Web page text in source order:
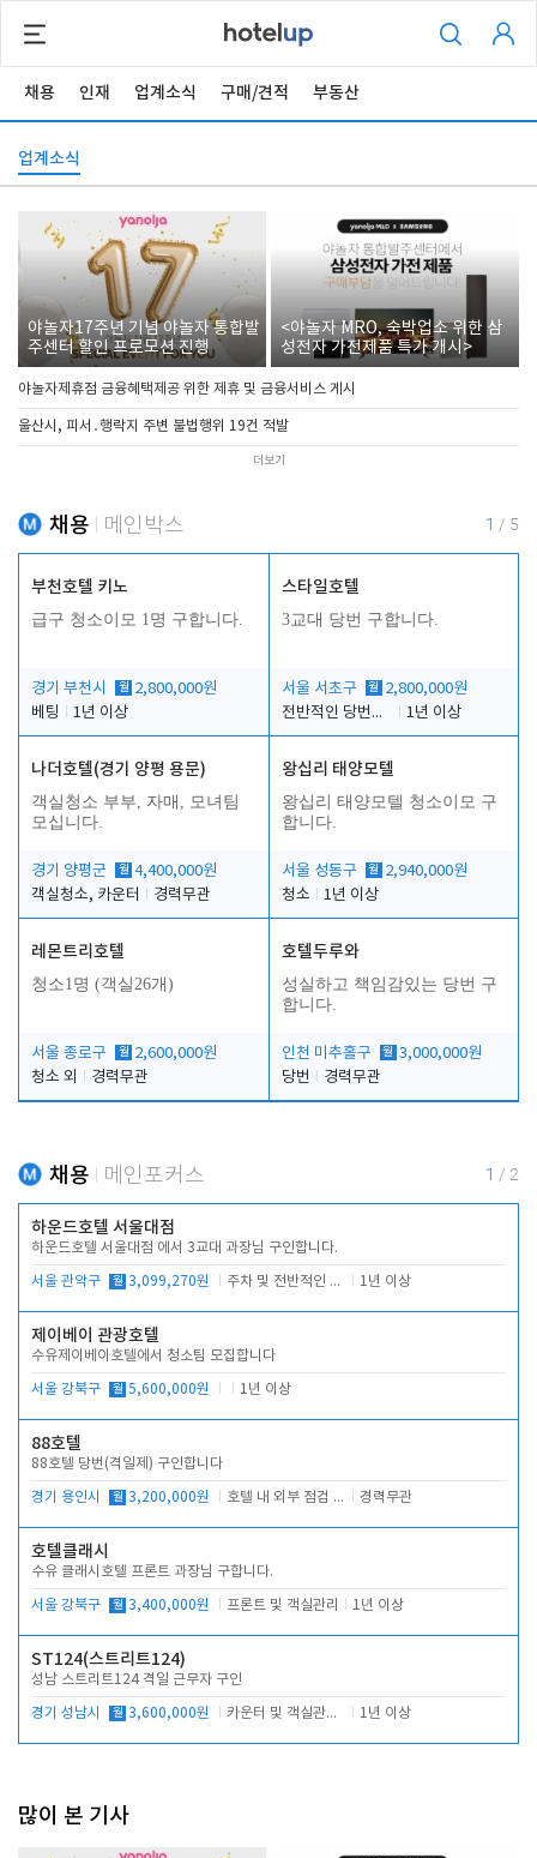
채용 인재 업계소식 구매/견적 부동산
업계소식
야놀자17주년 기념 야놀자 통합발
주센터 할인 프로모션 진행
<야놀자 MRO, 숙박업소 위한 삼
성전자 가전제품 특가 개시>
야놀자제휴점 금융혜택제공 위한 제휴 및 금융서비스 게시
울산시, 피서․행락지 주변 불법행위 19건 적발
더보기
채용 메인박스 1 / 5
부천호텔 키노
급구 청소이모 1명 구합니다.
경기 부천시 월 2,800,000원
베팅
1년 이상
스타일호텔
3교대 당번 구합니다.
서울 서초구 월 2,800,000원
전반적인 당번업무
1년 이상
나더호텔(경기 양평 용문)
객실청소 부부, 자매, 모녀팀
모십니다.
경기 양평군 월 4,400,000원
객실청소, 카운터
경력무관
왕십리 태양모텔
왕십리 태양모텔 청소이모 구
합니다.
서울 성동구 월 2,940,000원
청소
1년 이상
레몬트리호텔
청소1명 (객실26개)
서울 종로구 월 2,600,000원
청소 외
경력무관
호텔두루와
성실하고 책임감있는 당번 구
합니다.
인천 미추홀구 월 3,000,000원
당번
경력무관
채용 메인포커스 1 / 2
하운드호텔 서울대점
하운드호텔 서울대점 에서 3교대 과장님 구인합니다.
서울 관악구 월 3,099,270원 주차 및 전반적인 당번업무 1년 이상
제이베이 관광호텔
수유제이베이호텔에서 청소팀 모집합니다
서울 강북구 월 5,600,000원 1년 이상
88호텔
88호텔 당번(격일제) 구인합니다
경기 용인시 월 3,200,000원 호텔 내 외부 점검 및 프런트 운영 경력무관
호텔클래시
수유 클래시호텔 프론트 과장님 구합니다.
서울 강북구 월 3,400,000원 프론트 및 객실관리 1년 이상
ST124(스트리트124)
성남 스트리트124 격일 근무자 구인
경기 성남시 월 3,600,000원 카운터 및 객실관리 전반 1년 이상
많이 본 기사